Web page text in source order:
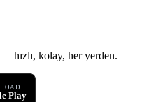
hızlı, kolay, her yerden.
Play